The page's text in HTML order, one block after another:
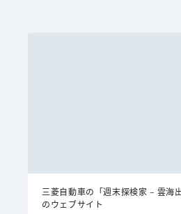
三菱自動車の「週末探検家 – 雲海
のウェブサイト